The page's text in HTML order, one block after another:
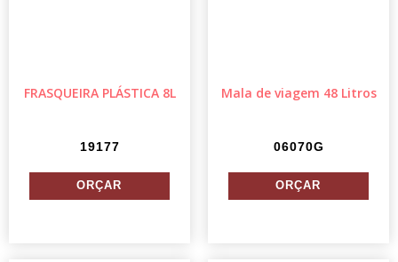
FRASQUEIRA PLÁSTICA 8L
19177
Mala de viagem 48 Litros
06070G